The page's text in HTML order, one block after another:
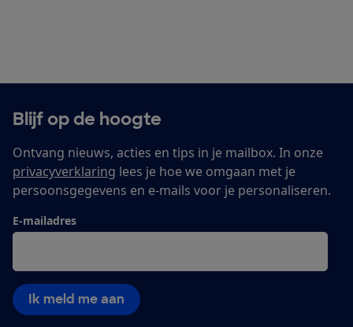
Blijf op de hoogte
Ontvang nieuws, acties en tips in je mailbox. In onze
privacyverklaring lees je hoe we omgaan met je
persoonsgegevens en e-mails voor je personaliseren.
E-mailadres
Ik meld me aan